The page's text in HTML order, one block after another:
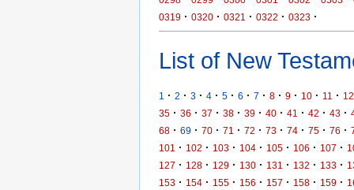
0319 · 0320 · 0321 · 0322 · 0323 ·
List of New
1 · 2 · 3 · 4 · 5 · 6 · 7 · 8 · 9 · 10 · 11 · 12
35 · 36 · 37 · 38 · 39 · 40 · 41 · 42 · 43 ·
68 · 69 · 70 · 71 · 72 · 73 · 74 · 75 · 76 ·
101
· 102 · 103 · 104 · 105 · 106 · 107 ·
127 · 128 · 129 · 130 · 131 · 132 · 133 ·
153 · 154 · 155 · 156 · 157 · 158 · 159 ·